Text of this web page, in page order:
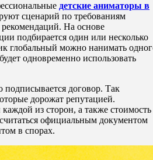
детские аниматоры в
сценарий по требованиям
На основе
подбирается один или несколько
глобальный можно нанимать
одновременно использовать
подписывается договор. Так
дорожат репутацией.
из сторон, а также стоимость
официальным документом
в спорах.